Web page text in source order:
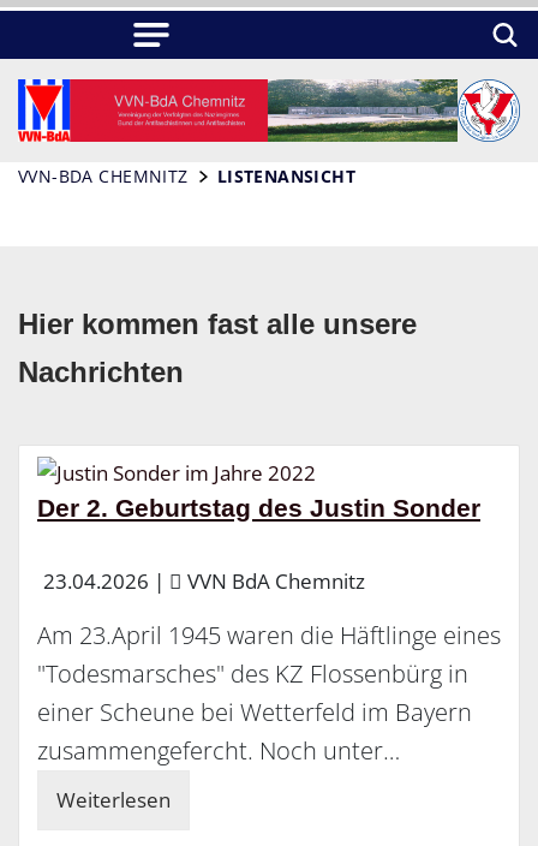
VVN-BDA CHEMNITZ LISTENANSICHT
Hier kommen fast alle unsere
Nachrichten
Der 2. Geburtstag des Justin Sonder
23.04.2026 | VVN BdA Chemnitz
Am 23.April 1945 waren die Häftlinge eines
"Todesmarsches" des KZ Flossenbürg in
einer Scheune bei Wetterfeld im Bayern
zusammengefercht. Noch unter…
Weiterlesen